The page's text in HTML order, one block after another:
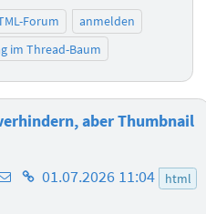
Forum
anmelden
im Thread-Baum
aber Thumbnail
Homepage
01.07.2026 11:04
html